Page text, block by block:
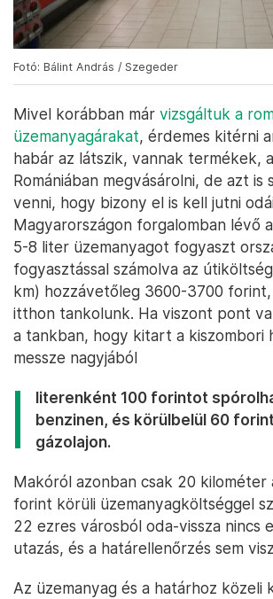
Fotó: Bálint András / Szegeder
Mivel korábban már vizsgáltuk a
üzemanyagárakat, érdemes kitérni
habár az látszik, vannak termékek,
Romániában megvásárolni, de azt is
venni, hogy bizony el is kell jutni
Magyarországon forgalomban lévő
5-8 liter üzemanyagot fogyaszt
fogyasztással számolva az
km) hozzávetőleg 3600-3700
itthon tankolunk. Ha viszont pont
a tankban, hogy kitart a kiszombori
messze nagyjából
literenként 100 forintot
benzinen, és körülbelül 60
gázolajon.
Makóról azonban csak 20 kilométer
forint körüli üzemanyagköltséggel
22 ezres városból oda-vissza nincs
utazás, és a határellenőrzés sem
Az üzemanyag és a határhoz közeli